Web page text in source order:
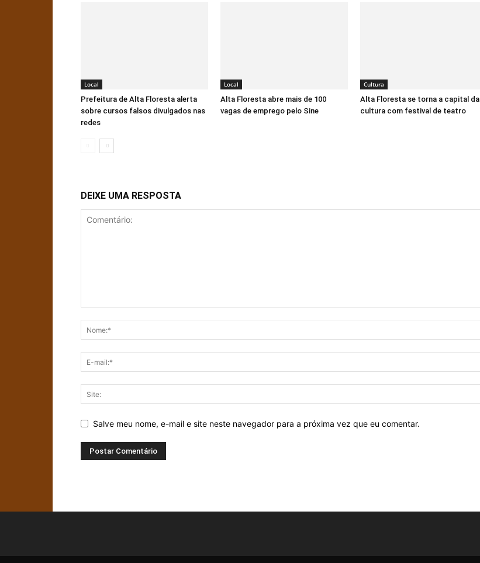
Local
Prefeitura de Alta Floresta alerta
sobre cursos falsos divulgados nas
redes
Local
Alta Floresta abre mais de 100
vagas de emprego pelo Sine
Cultura
Alta Floresta se torna a capital da
cultura com festival de teatro
DEIXE UMA RESPOSTA
Salve meu nome, e-mail e site neste navegador para a próxima vez que eu comentar.